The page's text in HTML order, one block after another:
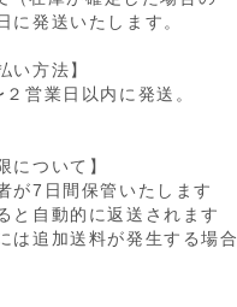
に発送いたします。
い方法】
営業日以内に発送。
について】
が7日間保管いたします
と自動的に返送されます
は追加送料が発生する場合